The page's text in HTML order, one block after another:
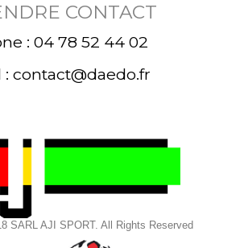
CONTACT
: 04 78 52 44 02
: contact@daedo.fr
SARL AJI SPORT. All Rights Reserved